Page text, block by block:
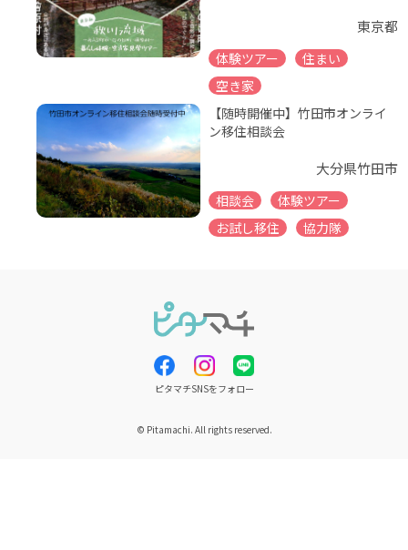
東京都
体験ツアー
住まい
空き家
【随時開催中】竹田市オンライ
ン移住相談会
大分県竹田市
相談会
体験ツアー
お試し移住
協力隊
ピタマチSNSをフォロー
© Pitamachi. All rights reserved.